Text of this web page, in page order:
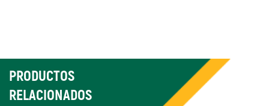
PRODUCTOS
RELACIONADOS